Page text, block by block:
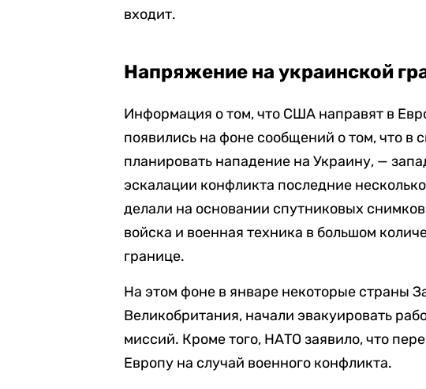
входит.
Напряжение на украинской
Информация о том, что США направят в
появились на фоне сообщений о том, что в
планировать нападение на Украину, —
эскалации конфликта последние
делали на основании спутниковых
войска и военная техника в большом
границе.
На этом фоне в январе некоторые страны
Великобритания, начали эвакуировать
миссий. Кроме того, НАТО заявило, что
Европу на случай военного конфликта.